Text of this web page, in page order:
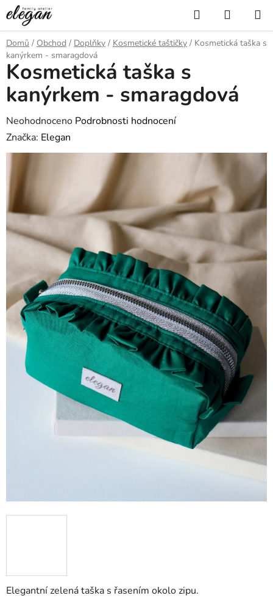
Přejít
na
obsah
Hledat
KOŠÍK
Domů / Obchod / Doplňky / Kosmetické taštičky / Kosmetická taška s
kanýrkem - smaragdová
Elegantní zelená taška s řasením okolo zipu.
Kosmetická taška s
kanýrkem - smaragdová
Průměrné
hodnocení
produktu
je
0,0
z
hvězdiček.
Neohodnoceno Podrobnosti hodnocení
Značka: Elegan